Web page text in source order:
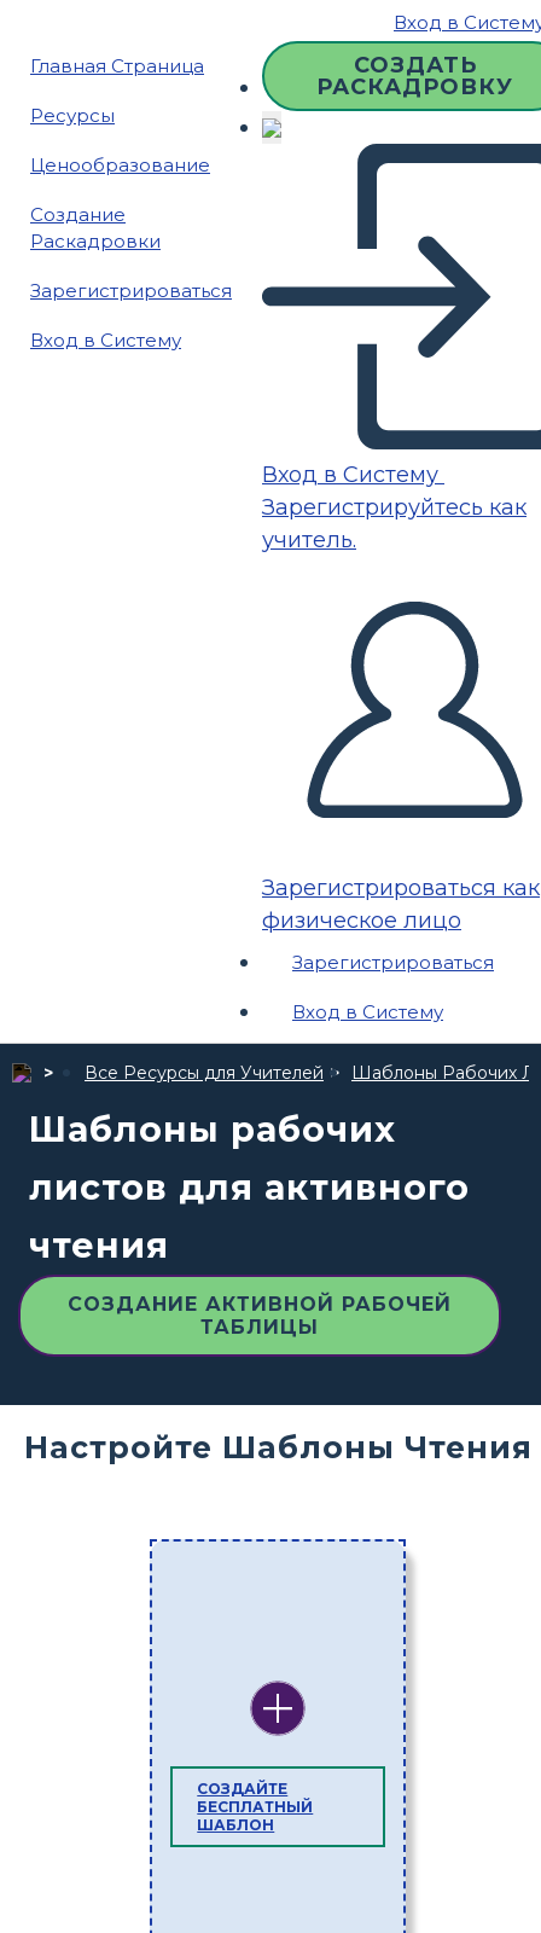
Вход в
Главная Страница
Ресурсы
Ценообразование
Создание
Раскадровки
Зарегистрироваться
Вход в Систему
СОЗДАТЬ
РАСКАДРОВКУ
Вход в Систему
Зарегистрируйтесь как
учитель.
Зарегистрироваться как
физическое лицо
Зарегистрироваться
Вход в Систему
Все Ресурсы для Учителей Шаблоны Рабочих
Шаблоны рабочих
листов для активного
чтения
СОЗДАНИЕ АКТИВНОЙ РАБОЧЕЙ
ТАБЛИЦЫ
Настройте Шаблоны Чтения
СОЗДАЙТЕ
БЕСПЛАТНЫЙ
ШАБЛОН